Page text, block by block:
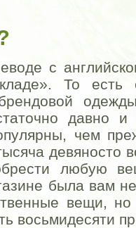
с
То есть
давно
чем
девяносто
любую
была вам
вещи,
восьмидесяти